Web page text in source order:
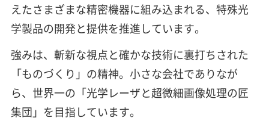
えたさまざまな精密機器に組み込まれる、特殊光
学製品の開発と提供を推進しています。
強みは、斬新な視点と確かな技術に裏打ちされた
「ものづくり」の精神。小さな会社でありなが
ら、世界一の「光学レーザと超微細画像処理の匠
集団」を目指しています。